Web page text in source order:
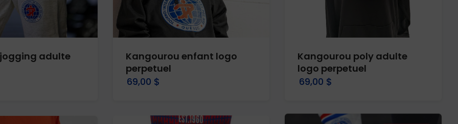
adulte
Kangourou enfant logo
perpetuel
69,00 $
Kangourou poly adulte
logo perpetuel
69,00 $